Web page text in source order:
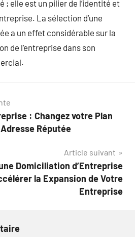
; elle est un pilier de l’identité et
La sélection d’une
a un effet considérable sur la
de l’entreprise dans son
: Changez votre Plan
Réputée
Article suivant
Domiciliation d’Entreprise
la Expansion de Votre
Entreprise